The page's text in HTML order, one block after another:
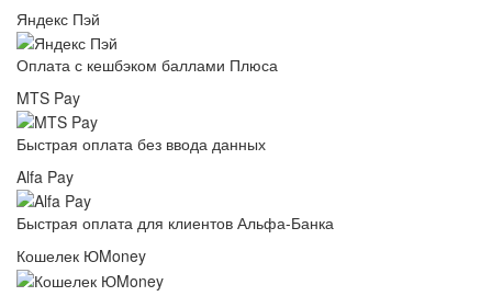
Яндекс Пэй
Оплата с кешбэком баллами Плюса
MTS Pay
Быстрая оплата без ввода данных
Alfa Pay
Быстрая оплата для клиентов Альфа-Банка
Кошелек ЮMoney